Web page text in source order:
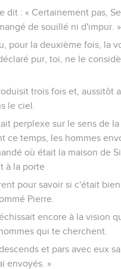
dit : « Certainement pas,
de souillé ni d'impur. »
pour la deuxième fois, la
pur, toi, ne le
trois fois et, aussitôt
le ciel.
perplexe sur le sens de
ce temps, les hommes
où était la maison de
à la porte
pour savoir si c'était
Pierre.
encore à la vision
qui te cherchent.
et pars avec eux
envoyés. »